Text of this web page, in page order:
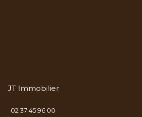
JT Immobilier
02 37 45 96 00